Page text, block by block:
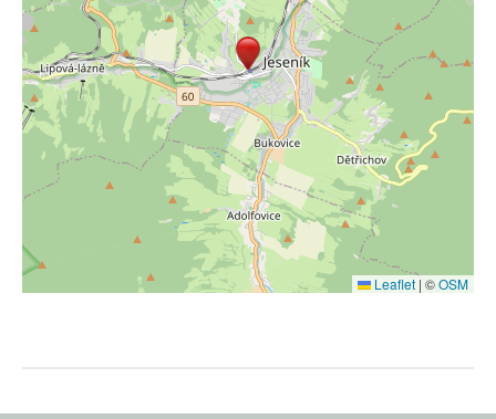
Leaflet | ©OSM